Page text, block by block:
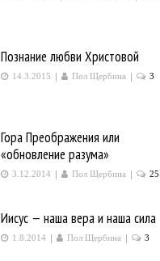
Познание любви Христовой
14.3.2015 | Пол Щербина | 3
Гора Преображения или
«обновление разума»
3.12.2014 | Пол Щербина | 25
Иисус — наша вера и наша сила
1.8.2014 | Пол Щербина | 3